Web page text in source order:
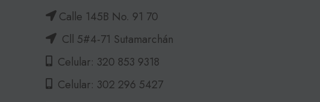
Calle 145B No. 91 70
Cll 5#4-71 Sutamarchán
Celular: 320 853 9318
Celular: 302 296 5427